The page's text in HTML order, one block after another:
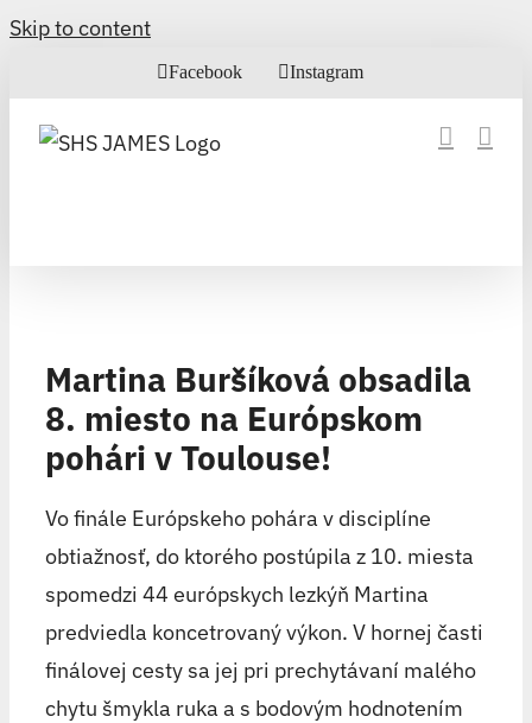
Skip to content
Facebook Instagram
Martina Buršíková obsadila
8. miesto na Európskom
pohári v Toulouse!
Vo finále Európskeho pohára v disciplíne
obtiažnosť, do ktorého postúpila z 10. miesta
spomedzi 44 európskych lezkýň Martina
predviedla koncetrovaný výkon. V hornej časti
finálovej cesty sa jej pri prechytávaní malého
chytu šmykla ruka a s bodovým hodnotením